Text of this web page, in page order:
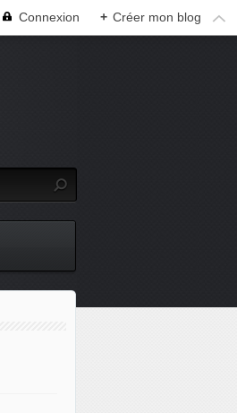
Connexion + Créer mon blog